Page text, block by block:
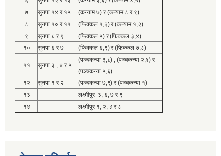
७
सुनपा १४ र १५
(कन्याम ७) र (कन्याम ८ र ९)
८
सुनपा १० र ११
(फिक्कल १,२) र (कन्याम १,२)
९
सुनपा ८ र ९
(फिक्कल ५) र (फिक्कल ३,४)
१०
सुनपा ६ र ७ (फिक्कल ६,९) र (फिक्कल ७,८)
११ सुनपा ३ , ४ र ५
(पञ्चकन्या ३,८) , (पञ्चकन्या २,४) र
(पञ्चकन्या ५,६)
१२
सुनपा १ र २
(पञ्चकन्या ७,९) र (पञ्चकन्या १)
१३
लक्ष्मीपुर ३, ६, ७ र ९
१४
लक्ष्मीपुर १, २, ४ र ८